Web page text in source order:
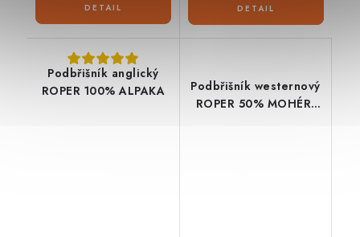
Podbřišník anglický
ROPER 100% ALPAKA
Podbřišník westernový
ROPER 50% MOHÉR,